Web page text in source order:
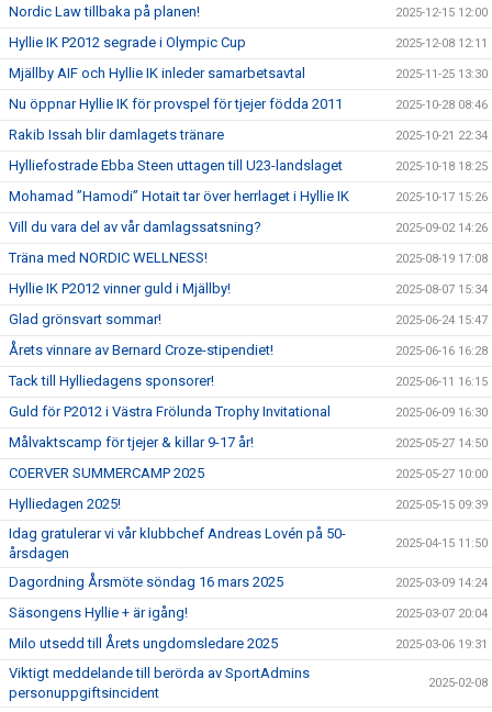
Nordic Law tillbaka på planen! 2025-12-15 12:00
Hyllie IK P2012 segrade i Olympic Cup 2025-12-08 12:11
Mjällby AIF och Hyllie IK inleder samarbetsavtal 2025-11-25 13:30
Nu öppnar Hyllie IK för provspel för tjejer födda 2011 2025-10-28 08:46
Rakib Issah blir damlagets tränare 2025-10-21 22:34
Hylliefostrade Ebba Steen uttagen till U23-landslaget 2025-10-18 18:25
Mohamad ”Hamodi” Hotait tar över herrlaget i Hyllie IK 2025-10-17 15:26
Vill du vara del av vår damlagssatsning? 2025-09-02 14:26
Träna med NORDIC WELLNESS! 2025-08-19 17:08
Hyllie IK P2012 vinner guld i Mjällby! 2025-08-07 15:34
Glad grönsvart sommar! 2025-06-24 15:47
Årets vinnare av Bernard Croze-stipendiet! 2025-06-16 16:28
Tack till Hylliedagens sponsorer! 2025-06-11 16:15
Guld för P2012 i Västra Frölunda Trophy Invitational 2025-06-09 16:30
Målvaktscamp för tjejer & killar 9-17 år! 2025-05-27 14:50
COERVER SUMMERCAMP 2025 2025-05-27 10:00
Hylliedagen 2025! 2025-05-15 09:39
Idag gratulerar vi vår klubbchef Andreas Lovén på 50-
årsdagen
2025-04-15 11:50
Dagordning Årsmöte söndag 16 mars 2025 2025-03-09 14:24
Säsongens Hyllie + är igång! 2025-03-07 20:04
Milo utsedd till Årets ungdomsledare 2025 2025-03-06 19:31
Viktigt meddelande till berörda av SportAdmins
personuppgiftsincident
2025-02-08